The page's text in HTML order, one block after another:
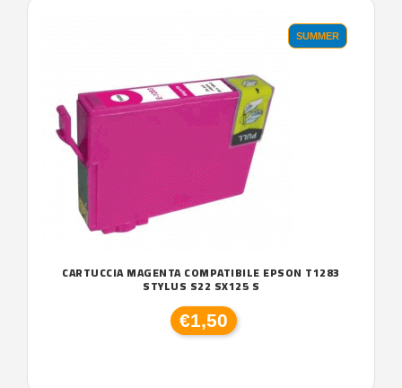
SUMMER
CARTUCCIA MAGENTA COMPATIBILE EPSON T1283
STYLUS S22 SX125 S
€1,50